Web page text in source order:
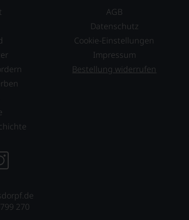
270
AGB
Datenschutz
Cookie-Einstellungen
Impressum
Bestellung widerrufen